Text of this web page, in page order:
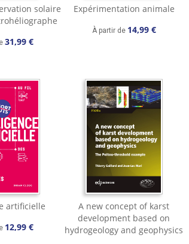
solaire
31,99 €
Expérimentation animale
À partir de 14,99 €
artificielle
12,99 €
A new concept of karst
development based on
hydrogeology and geophysics